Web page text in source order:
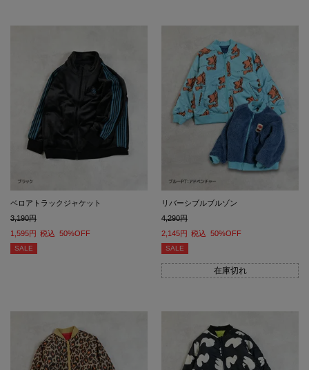
ベロアトラックジャケット
3,190
1,595
税込 50%OFF
SALE
リバーシブルブルゾン
4,290
2,145
税込 50%OFF
SALE
在庫切れ